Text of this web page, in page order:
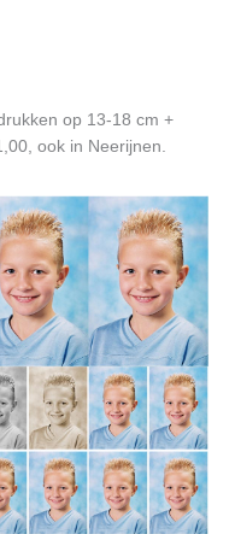
op 13-18 cm +
ook in Neerijnen.